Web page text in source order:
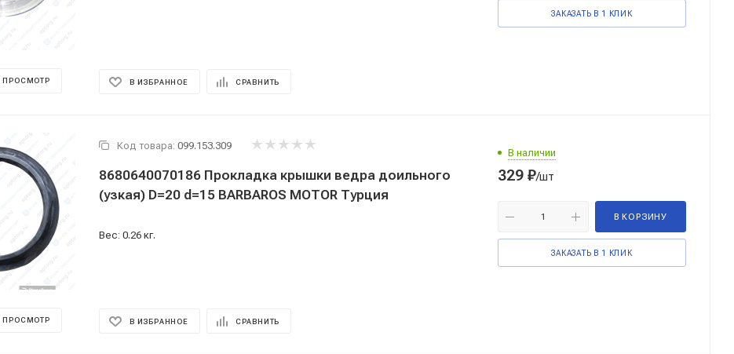
ПРОСМОТР В ИЗБРАННОЕ СРАВНИТЬ
ЗАКАЗАТЬ В 1 КЛИК
ПРОСМОТР
Код товара: 099.153.309
8680640070186 Прокладка крышки ведра доильного
(узкая) D=20 d=15 BARBAROS MOTOR Турция
Вес: 0.26 кг.
В ИЗБРАННОЕ СРАВНИТЬ
В наличии
329 ₽/шт
В КОРЗИНУ
ЗАКАЗАТЬ В 1 КЛИК